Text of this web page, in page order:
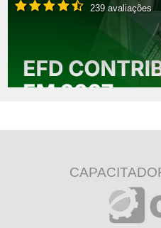
239 avaliações